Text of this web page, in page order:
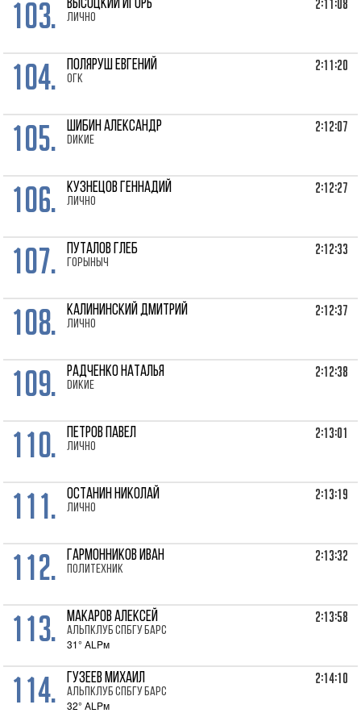
103. ВЫСОЦКИЙ Игорь
лично
2:11:08
104. ПОЛЯРУШ Евгений
ОГК
2:11:20
105. ШИБИН Александр
Dикие
2:12:07
106. КУЗНЕЦОВ Геннадий
лично
2:12:27
107. ПУТАЛОВ Глеб
Горыныч
2:12:33
108. КАЛИНИНСКИЙ Дмитрий
лично
2:12:37
109. РАДЧЕНКО Наталья
Dикие
2:12:38
110. ПЕТРОВ Павел
лично
2:13:01
111. ОСТАНИН Николай
лично
2:13:19
112. ГАРМОННИКОВ Иван
Политехник
2:13:32
113. МАКАРОВ Алексей
Альпклуб СПбГУ Барс
31° ALPм
2:13:58
114. ГУЗЕЕВ Михаил
Альпклуб СПбГУ Барс
32° ALPм
2:14:10